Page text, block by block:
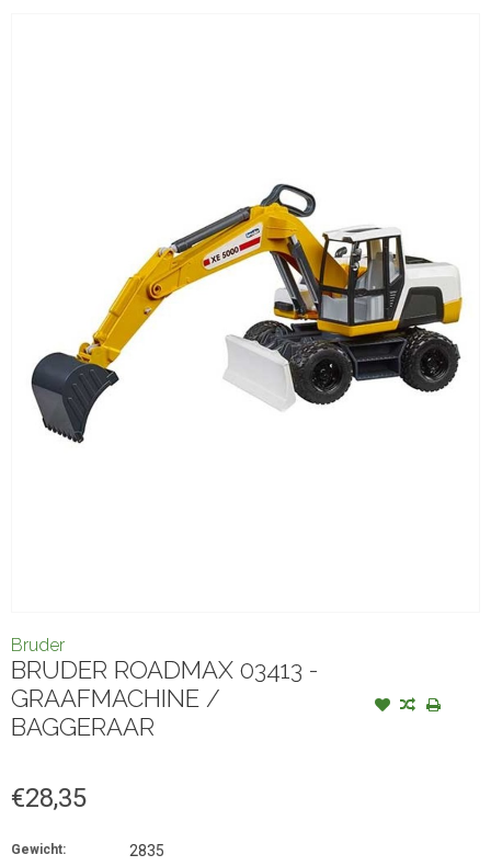
Bruder
BRUDER ROADMAX 03413 -
GRAAFMACHINE /
BAGGERAAR
€28,35
Gewicht: 2835